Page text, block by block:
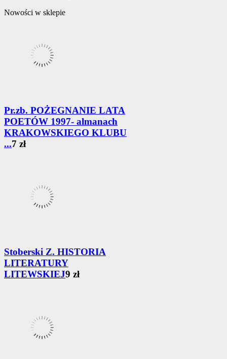
Nowości w sklepie
Pr.zb. POŻEGNANIE LATA
POETÓW 1997- almanach
KRAKOWSKIEGO KLUBU
...7 zł
Stoberski Z. HISTORIA
LITERATURY
LITEWSKIEJ9 zł